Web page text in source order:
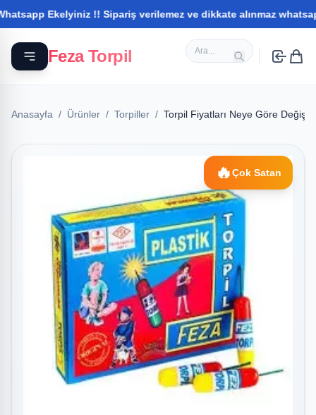
Ekelyiniz !! Sipariş verilemez ve dikkate alınmaz
Feza Torpil
Anasayfa / Ürünler / Torpiller / Torpil Fiyatları Neye Göre
🔥Çok Satan